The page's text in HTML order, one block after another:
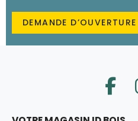
DEMANDE